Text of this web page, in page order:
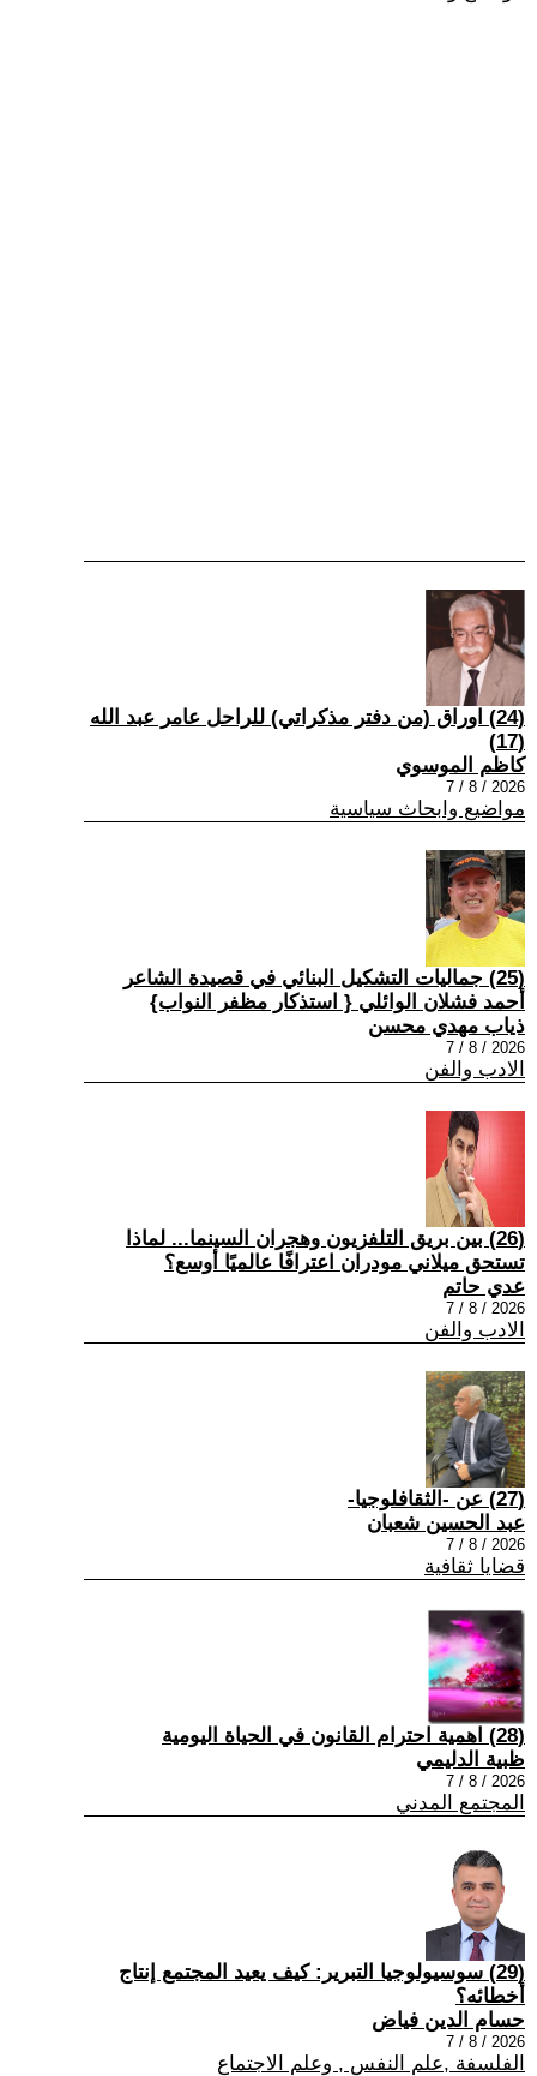
(24) اوراق (من دفتر مذكراتي) للراحل عامر عبد الله
(17)
كاظم الموسوي
2026 / 8 / 7
مواضيع وابحاث سياسية
(25) جماليات التشكيل البنائي في قصيدة الشاعر
أحمد فشلان الوائلي { استذكار مظفر النواب}
ذياب مهدي محسن
2026 / 8 / 7
الادب والفن
(26) بين بريق التلفزيون وهجران السينما... لماذا
تستحق ميلاني مودران اعترافًا عالميًا أوسع؟
عدي حاتم
2026 / 8 / 7
الادب والفن
(27) عن -الثقافلوجيا-
عبد الحسين شعبان
2026 / 8 / 7
قضايا ثقافية
(28) اهمية احترام القانون في الحياة اليومية
ظبية الدليمي
2026 / 8 / 7
المجتمع المدني
(29) سوسيولوجيا التبرير: كيف يعيد المجتمع إنتاج
أخطائه؟
حسام الدين فياض
2026 / 8 / 7
الفلسفة ,علم النفس , وعلم الاجتماع